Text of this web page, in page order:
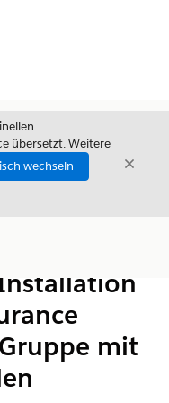
übersetzt. Weitere
wechseln
mit